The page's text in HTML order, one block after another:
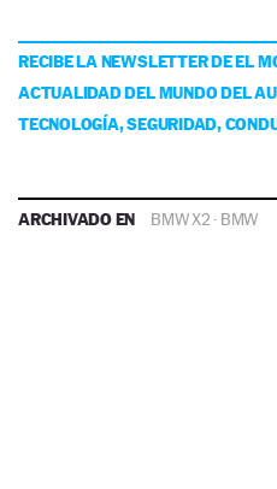
RECIBE LA NEWSLETTER DE EL
ACTUALIDAD DEL MUNDO DEL
TECNOLOGÍA, SEGURIDAD,
ARCHIVADO EN BMW X2 · BMW